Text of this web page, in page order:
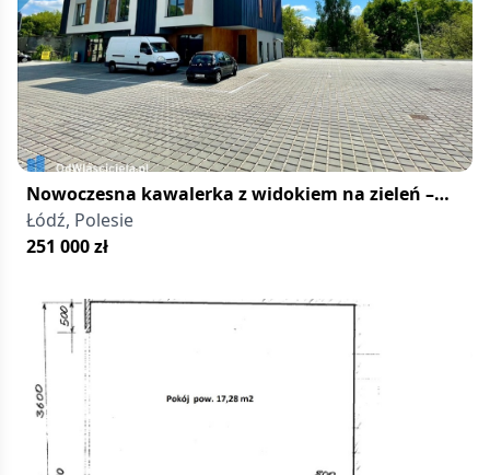
z
dużymi
osiedlami
mieszkaniowymi
i
terenami
rekreacyjnymi.
Nowoczesna kawalerka z widokiem na zieleń –
Łódź Polesie
Łódź, Polesie
251 000zł